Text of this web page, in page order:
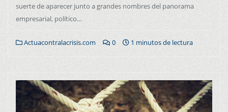
suerte de aparecer junto a grandes nombres del panorama
empresarial, político…
Actuacontralacrisis.com 0 1 minutos de lectura